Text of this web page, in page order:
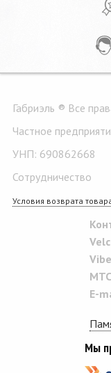
Габриэль ® Все
Частное
УНП: 690862668
Сотрудничество
Условия возврата
E-
Мы